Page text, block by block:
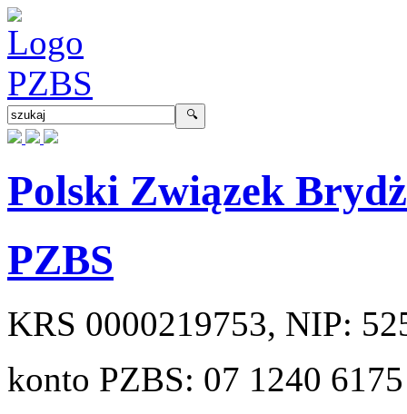
Polski Związek
PZBS
KRS 0000219753, NIP:
konto PZBS: 07 1240